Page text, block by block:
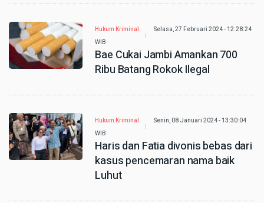
Hukum Kriminal
Selasa, 27 Februari 2024 - 12:28:24
WIB
Bae Cukai Jambi Amankan 700
Ribu Batang Rokok Ilegal
Hukum Kriminal
Senin, 08 Januari 2024 - 13:30:04
WIB
Haris dan Fatia divonis bebas dari
kasus pencemaran nama baik
Luhut